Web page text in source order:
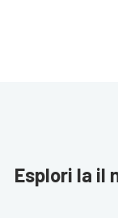
Esplori la il